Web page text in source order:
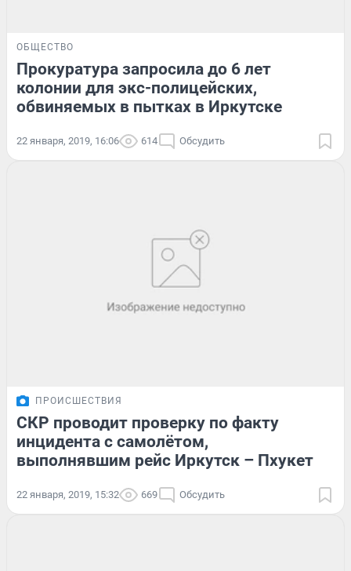
ОБЩЕСТВО
Прокуратура запросила до 6 лет
колонии для экс-полицейских,
обвиняемых в пытках в Иркутске
22 января, 2019, 16:06 614 Обсудить
ПРОИСШЕСТВИЯ
СКР проводит проверку по факту
инцидента с самолётом,
выполнявшим рейс Иркутск – Пхукет
22 января, 2019, 15:32 669 Обсудить